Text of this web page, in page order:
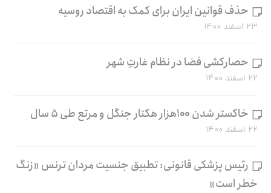
حذف قوانین ایران برای کمک به اقتصاد روسیه
۲۳ اسفند ۱۴۰۰
حصارکشی فضا در نظام غارتِ شهر
۲۲ اسفند ۱۴۰۰
خاکستر شدن ۱۰۰هزار هکتار جنگل و مرتع طی ۵ سال
۲۲ اسفند ۱۴۰۰
رئیس پزشکی قانونی: تطبیق جنسیت مردان ترنس «زنگ
خطر است»